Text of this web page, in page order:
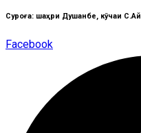
Суроға: шаҳри Душанбе, кӯчаи
Facebook